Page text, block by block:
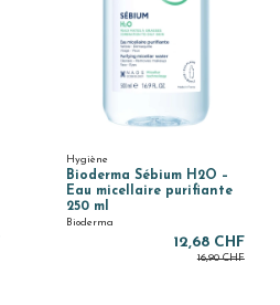
Hygiène
Bioderma Sébium H2O –
Eau micellaire purifiante
250 ml
Bioderma
12,68 CHF
16,90 CHF